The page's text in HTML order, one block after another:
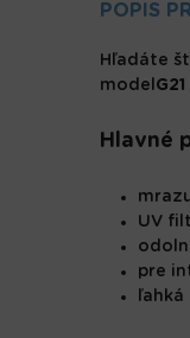
POPIS
Hľadáte
model
Hlavné
UV
pre